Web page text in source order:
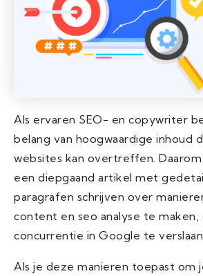
Als ervaren SEO- en copywriter
belang van hoogwaardige inhoud
websites kan overtreffen. Daarom
een diepgaand artikel met
paragrafen schrijven over
content en seo analyse te maken,
concurrentie in Google te
Als je deze manieren toepast om